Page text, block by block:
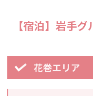
【宿泊】岩手
花巻エリア